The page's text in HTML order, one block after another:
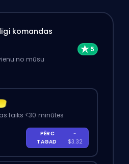
komandas
no mūsu
laiks <30 minūtes
PĒRC
TAGAD
-
$3.32